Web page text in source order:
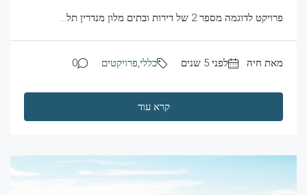
פרויקט לדוגמה מספר 2 של דירות ובתים מלון מנדרין תל...
מאת חיה לפני 5 שנים כללי,פרויקטים 0
קרא עוד